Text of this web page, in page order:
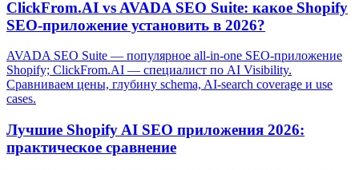
ClickFrom.AI vs AVADA SEO Suite: какое Shopify
SEO-приложение установить в 2026?
AVADA SEO Suite — популярное all-in-one SEO-приложение
Shopify; ClickFrom.AI — специалист по AI Visibility.
Сравниваем цены, глубину schema, AI-search coverage и use
cases.
Лучшие Shopify AI SEO приложения 2026:
практическое сравнение